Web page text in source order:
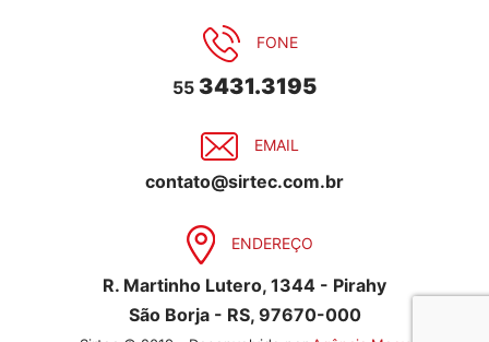
FONE
55 3431.3195
EMAIL
contato@sirtec.com.br
ENDEREÇO
R. Martinho Lutero, 1344 - Pirahy
São Borja - RS, 97670-000